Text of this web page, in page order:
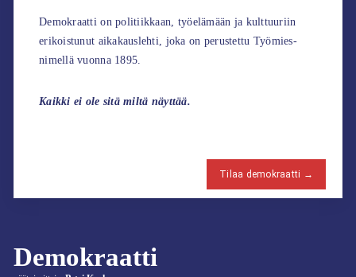
Demokraatti
Demokraatti on politiikkaan, työelämään ja kulttuuriin
erikoistunut aikakauslehti, joka on perustettu Työmies-
nimellä vuonna 1895.
Kaikki ei ole sitä miltä näyttää.
Tilaa demokraatti →